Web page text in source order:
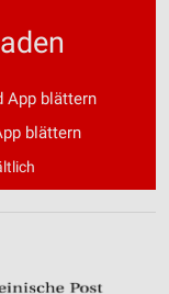
App blättern
blättern